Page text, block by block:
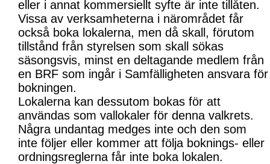
eller i annat kommersiellt syfte är inte tillåten.
Vissa av verksamheterna i närområdet får
också boka lokalerna, men då skall, förutom
tillstånd från styrelsen som skall sökas
säsongsvis, minst en deltagande medlem från
en BRF som ingår i Samfälligheten ansvara för
bokningen.
Lokalerna kan dessutom bokas för att
användas som vallokaler för denna valkrets.
Några undantag medges inte och den som
inte följer eller kommer att följa boknings- eller
ordningsreglerna får inte boka lokalen.